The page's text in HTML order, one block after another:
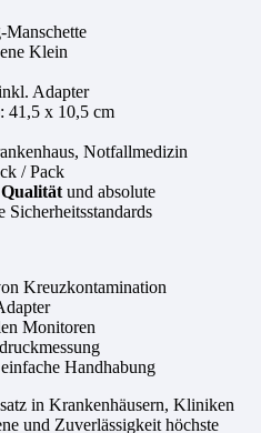
Klein
Adapter
41,5 x 10,5 cm
Notfallmedizin
/ Pack
und absolute
Sicherheitsstandards
Kreuzkontamination
Monitoren
Handhabung
in Krankenhäusern, Kliniken
und Zuverlässigkeit höchste